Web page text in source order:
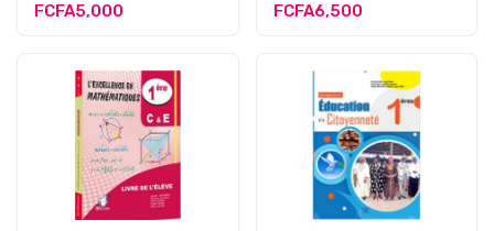
FCFA5,000
FCFA6,500